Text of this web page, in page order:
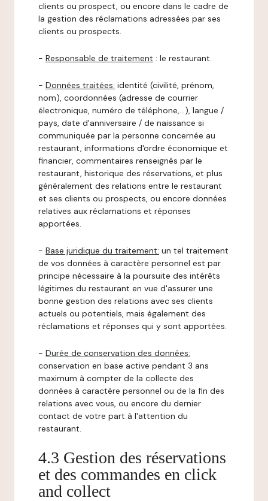
clients ou prospect, ou encore dans le cadre de
la gestion des réclamations adressées par ses
clients ou prospects.
- Responsable de traitement : le restaurant.
- Données traitées: identité (civilité, prénom,
nom), coordonnées (adresse de courrier
électronique, numéro de téléphone,…), langue /
pays, date d'anniversaire / de naissance si
communiquée par la personne concernée au
restaurant, informations d'ordre économique et
financier, commentaires renseignés par le
restaurant, historique des réservations, et plus
généralement des relations entre le restaurant
et ses clients ou prospects, ou encore données
relatives aux réclamations et réponses
apportées.
- Base juridique du traitement: un tel traitement
de vos données à caractère personnel est par
principe nécessaire à la poursuite des intérêts
légitimes du restaurant en vue d'assurer une
bonne gestion des relations avec ses clients
actuels ou potentiels, mais également des
réclamations et réponses qui y sont apportées.
- Durée de conservation des données:
conservation en base active pendant 3 ans
maximum à compter de la collecte des
données à caractère personnel ou de la fin des
relations avec vous, ou encore du dernier
contact de votre part à l'attention du
restaurant.
4.3 Gestion des réservations
et des commandes en click
and collect